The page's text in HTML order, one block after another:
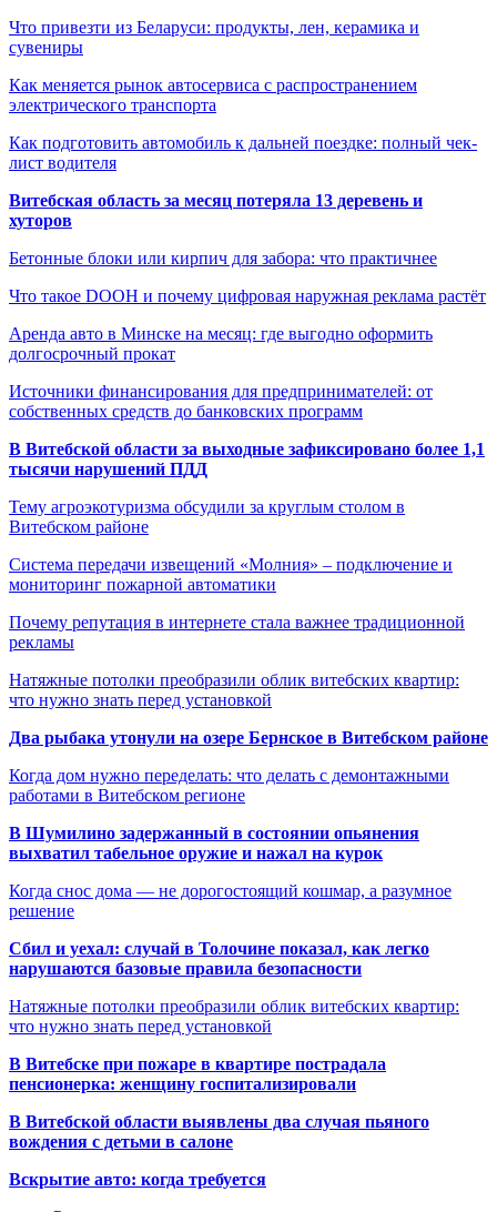
Что привезти из Беларуси: продукты, лен, керамика и
сувениры
Как меняется рынок автосервиса с распространением
электрического транспорта
Как подготовить автомобиль к дальней поездке: полный чек-
лист водителя
Витебская область за месяц потеряла 13 деревень и
хуторов
Бетонные блоки или кирпич для забора: что практичнее
Что такое DOOH и почему цифровая наружная реклама растёт
Аренда авто в Минске на месяц: где выгодно оформить
долгосрочный прокат
Источники финансирования для предпринимателей: от
собственных средств до банковских программ
В Витебской области за выходные зафиксировано более 1,1
тысячи нарушений ПДД
Тему агроэкотуризма обсудили за круглым столом в
Витебском районе
Система передачи извещений «Молния» – подключение и
мониторинг пожарной автоматики
Почему репутация в интернете стала важнее традиционной
рекламы
Натяжные потолки преобразили облик витебских квартир:
что нужно знать перед установкой
Два рыбака утонули на озере Бернское в Витебском районе
Когда дом нужно переделать: что делать с демонтажными
работами в Витебском регионе
В Шумилино задержанный в состоянии опьянения
выхватил табельное оружие и нажал на курок
Когда снос дома — не дорогостоящий кошмар, а разумное
решение
Сбил и уехал: случай в Толочине показал, как легко
нарушаются базовые правила безопасности
Натяжные потолки преобразили облик витебских квартир:
что нужно знать перед установкой
В Витебске при пожаре в квартире пострадала
пенсионерка: женщину госпитализировали
В Витебской области выявлены два случая пьяного
вождения с детьми в салоне
Вскрытие авто: когда требуется